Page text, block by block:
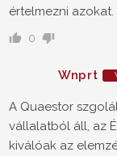
értelmezni azokat.
0
Wnprt
A Quaestor
vállalatból áll, az
kiválóak az